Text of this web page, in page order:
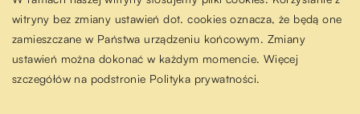
witryny bez zmiany ustawień dot. cookies oznacza, że będą one
zamieszczane w Państwa urządzeniu końcowym. Zmiany
ustawień można dokonać w każdym momencie. Więcej
szczegółów na podstronie Polityka prywatności.